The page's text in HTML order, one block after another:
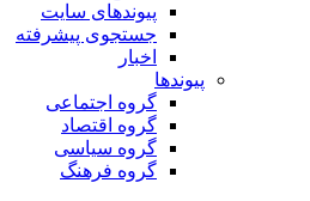
پیوندهای سایت
جستجوی پیشرفته
اخبار
پیوندها
گروه اجتماعی
گروه اقتصاد
گروه سیاسی
گروه فرهنگ